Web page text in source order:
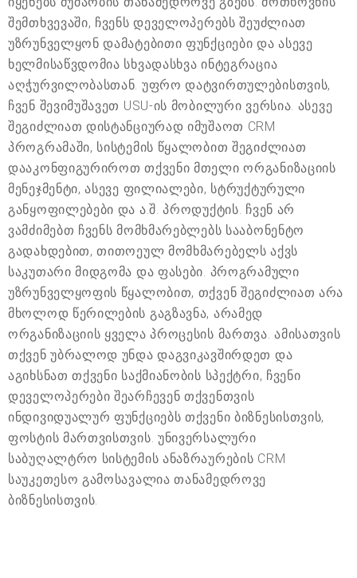
შემთხვევაში, ჩვენს დეველოპერებს შეუძლიათ
უზრუნველყონ დამატებითი ფუნქციები და ასევე
ხელმისაწვდომია სხვადასხვა ინტეგრაცია
აღჭურვილობასთან. უფრო დატვირთულებისთვის,
ჩვენ შევიმუშავეთ USU-ის მობილური ვერსია. ასევე
შეგიძლიათ დისტანციურად იმუშაოთ CRM
პროგრამაში, სისტემის წყალობით შეგიძლიათ
დააკონფიგურიროთ თქვენი მთელი ორგანიზაციის
მენეჯმენტი, ასევე ფილიალები, სტრუქტურული
განყოფილებები და ა.შ. პროდუქტის. ჩვენ არ
ვამძიმებთ ჩვენს მომხმარებლებს სააბონენტო
გადახდებით, თითოეულ მომხმარებელს აქვს
საკუთარი მიდგომა და ფასები. პროგრამული
უზრუნველყოფის წყალობით, თქვენ შეგიძლიათ არა
მხოლოდ წერილების გაგზავნა, არამედ
ორგანიზაციის ყველა პროცესის მართვა. ამისათვის
თქვენ უბრალოდ უნდა დაგვიკავშირდეთ და
აგიხსნათ თქვენი საქმიანობის სპექტრი, ჩვენი
დეველოპერები შეარჩევენ თქვენთვის
ინდივიდუალურ ფუნქციებს თქვენი ბიზნესისთვის,
ფოსტის მართვისთვის. უნივერსალური
საბუღალტრო სისტემის ანაზრაურების CRM
საუკეთესო გამოსავალია თანამედროვე
ბიზნესისთვის.